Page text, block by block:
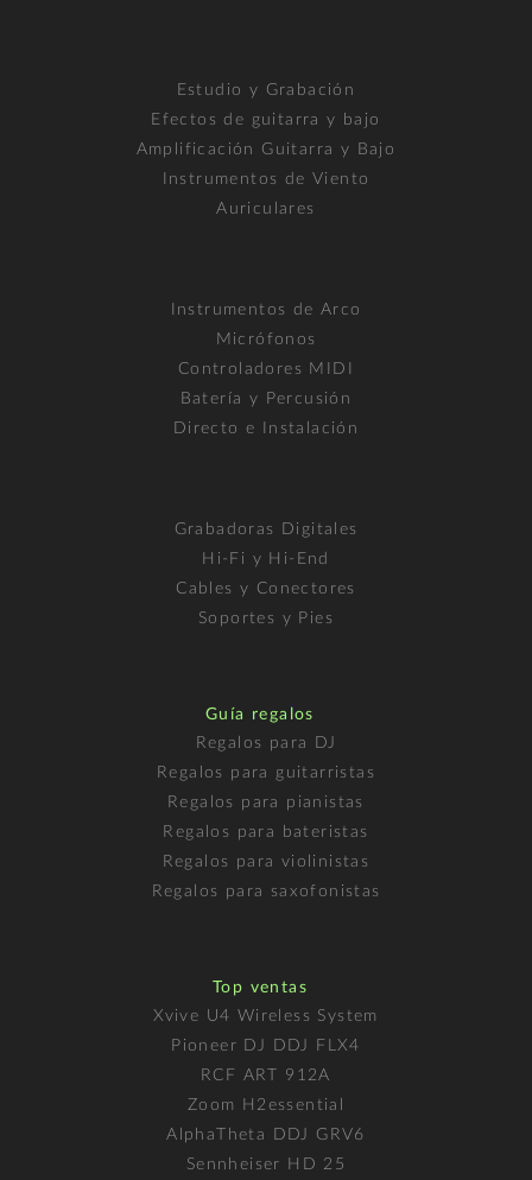
Estudio y Grabación
Efectos de guitarra y bajo
Amplificación Guitarra y Bajo
Instrumentos de Viento
Auriculares
Instrumentos de Arco
Micrófonos
Controladores MIDI
Batería y Percusión
Directo e Instalación
Grabadoras Digitales
Hi-Fi y Hi-End
Cables y Conectores
Soportes y Pies
Guía regalos
Regalos para DJ
Regalos para guitarristas
Regalos para pianistas
Regalos para bateristas
Regalos para violinistas
Regalos para saxofonistas
Top ventas
Xvive U4 Wireless System
Pioneer DJ DDJ FLX4
RCF ART 912A
Zoom H2essential
AlphaTheta DDJ GRV6
Sennheiser HD 25